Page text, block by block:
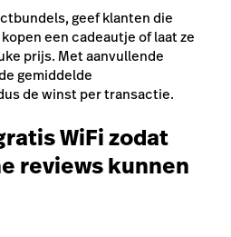
geef klanten die
een cadeautje of laat ze
prijs. Met aanvullende
gemiddelde
de winst per transactie.
WiFi zodat
reviews kunnen